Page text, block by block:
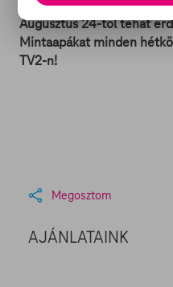
Augusztus 24-től tehát
Mintaapákat minden
TV2-n!
Megosztom
AJÁNLATAINK